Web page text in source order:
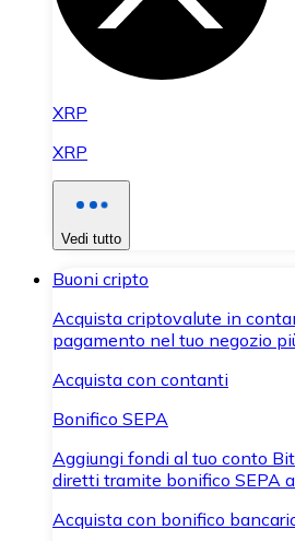
XRP
XRP
Vedi tutto
Buoni cripto
Acquista criptovalute in
pagamento nel tuo negozio
Acquista con contanti
Bonifico SEPA
Aggiungi fondi al tuo conto
diretti tramite bonifico SEPA
Acquista con bonifico